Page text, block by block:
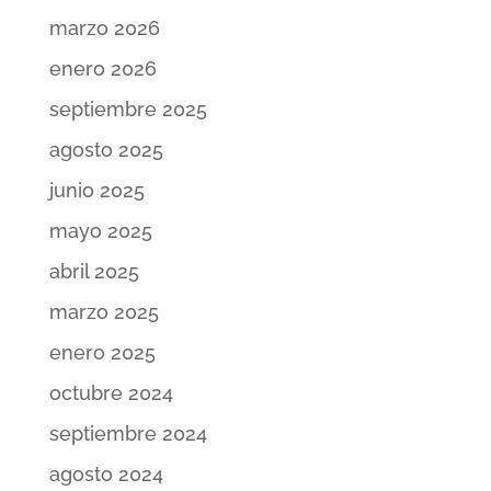
marzo 2026
enero 2026
septiembre 2025
agosto 2025
junio 2025
mayo 2025
abril 2025
marzo 2025
enero 2025
octubre 2024
septiembre 2024
agosto 2024